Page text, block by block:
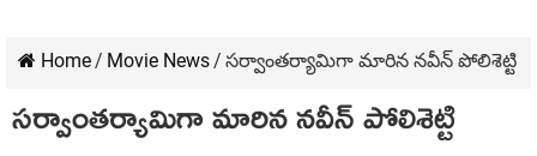
Home/ Movie News/ సర్వాంతర్యామిగా మారిన నవీన్ పోలిశెట్టి
సర్వాంతర్యామిగా మారిన నవీన్ పోలిశెట్టి